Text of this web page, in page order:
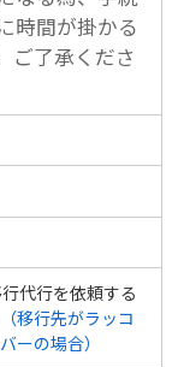
時間が掛かる
ご了承くださ
代行を依頼する
移行先がラッコ
ーの場合）